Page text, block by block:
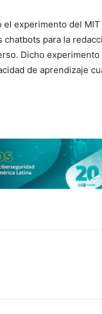
experimento del MIT
para la
Dicho
de aprendizaje